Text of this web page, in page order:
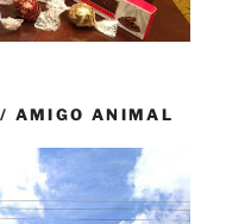
AMIGO ANIMAL